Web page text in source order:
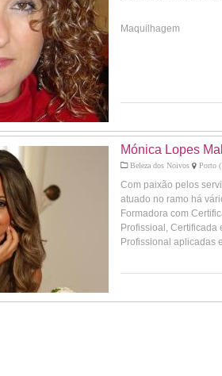
Maquilhagem
Mónica Lopes
Beleza dos Noivos Porto
Com paixão pelos
atuado no ramo há
Formadora com
Profissioal, Certificada
Profissional aplicadas